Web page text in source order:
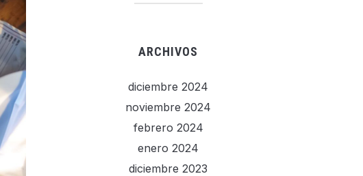
ARCHIVOS
diciembre 2024
noviembre 2024
febrero 2024
enero 2024
diciembre 2023